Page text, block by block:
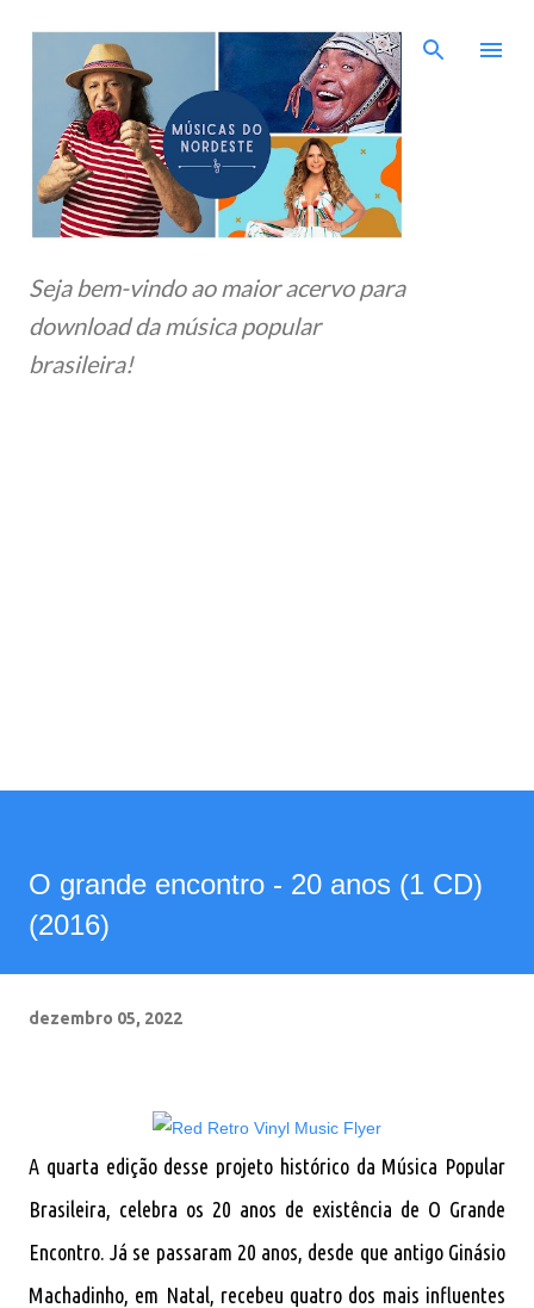
Pular para o conteúdo principal
Seja bem-vindo ao maior acervo para
download da música popular
brasileira!
O grande encontro - 20 anos (1 CD)
(2016)
dezembro 05, 2022
A quarta edição desse projeto histórico da Música Popular
Brasileira, celebra os 20 anos de existência de O Grande
Encontro. Já se passaram 20 anos, desde que antigo Ginásio
Machadinho, em Natal, recebeu quatro dos mais influentes